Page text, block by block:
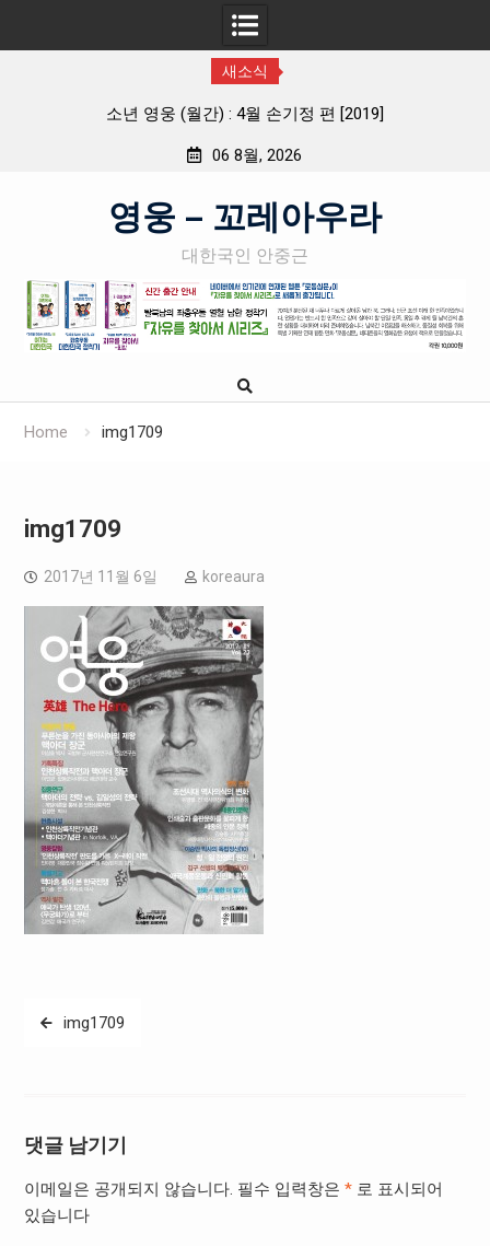
새소식
소년 영웅 (월간) : 4월 손기정 편 [2019]
06 8월, 2026
영웅 – 꼬레아우라
대한국인 안중근
Home img1709
img1709
2017년 11월 6일 koreaura
글
img1709
댓글 남기기
이메일은 공개되지 않습니다. 필수 입력창은 *로 표시되어
있습니다